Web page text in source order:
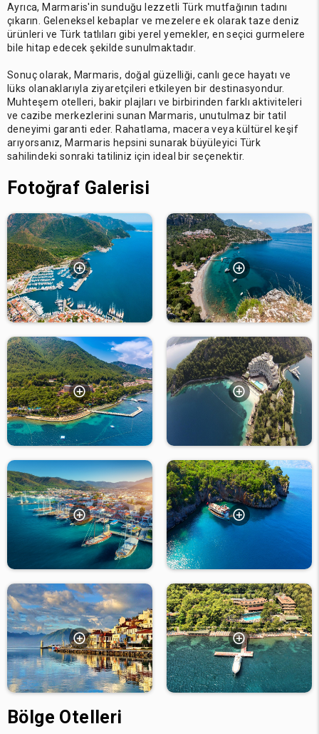
Ayrıca, Marmaris'in sunduğu lezzetli Türk mutfağının tadını
çıkarın. Geleneksel kebaplar ve mezelere ek olarak taze deniz
ürünleri ve Türk tatlıları gibi yerel yemekler, en seçici gurmelere
bile hitap edecek şekilde sunulmaktadır.
Sonuç olarak, Marmaris, doğal güzelliği, canlı gece hayatı ve
lüks olanaklarıyla ziyaretçileri etkileyen bir destinasyondur.
Muhteşem otelleri, bakir plajları ve birbirinden farklı aktiviteleri
ve cazibe merkezlerini sunan Marmaris, unutulmaz bir tatil
deneyimi garanti eder. Rahatlama, macera veya kültürel keşif
arıyorsanız, Marmaris hepsini sunarak büyüleyici Türk
sahilindeki sonraki tatiliniz için ideal bir seçenektir.
Fotoğraf Galerisi
Bölge Otelleri